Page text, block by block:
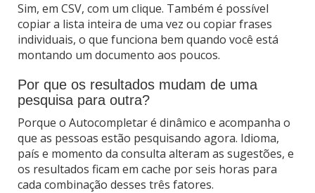
Sim, em CSV, com um clique. Também é possível
copiar a lista inteira de uma vez ou copiar frases
individuais, o que funciona bem quando você está
montando um documento aos poucos.
Por que os resultados mudam de uma
pesquisa para outra?
Porque o Autocompletar é dinâmico e acompanha o
que as pessoas estão pesquisando agora. Idioma,
país e momento da consulta alteram as sugestões, e
os resultados ficam em cache por seis horas para
cada combinação desses três fatores.